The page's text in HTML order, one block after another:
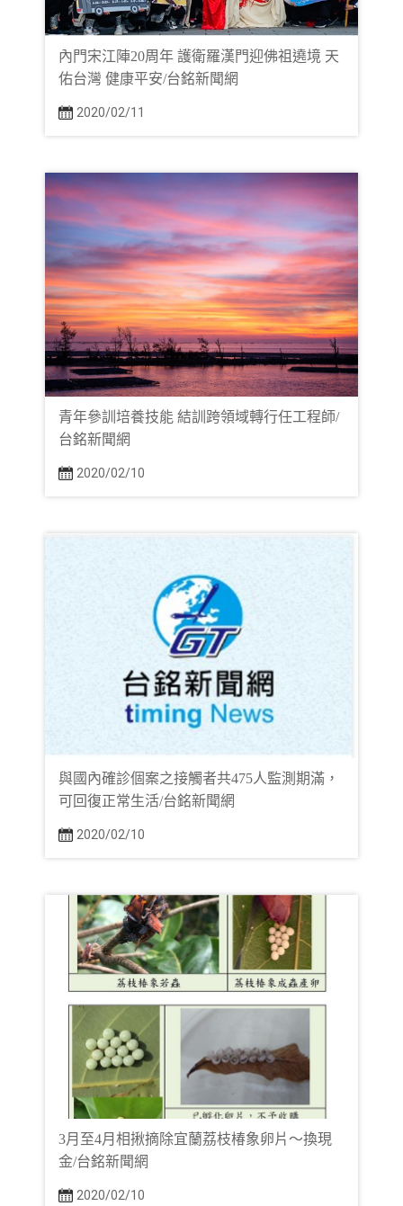
內門宋江陣20周年 護衛羅漢門迎佛祖遶境 天
佑台灣 健康平安/台銘新聞網
2020/02/11
青年參訓培養技能 結訓跨領域轉行任工程師/
台銘新聞網
2020/02/10
與國內確診個案之接觸者共475人監測期滿，
可回復正常生活/台銘新聞網
2020/02/10
3月至4月相揪摘除宜蘭荔枝椿象卵片～換現
金/台銘新聞網
2020/02/10